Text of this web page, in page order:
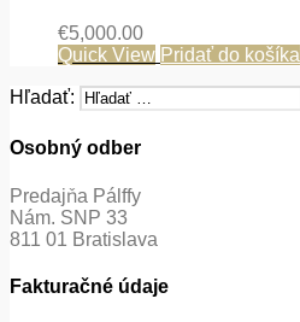
€5,000.00
Quick View Pridať do košíka
Hľadať:
Osobný odber
Predajňa Pálffy
Nám. SNP 33
811 01 Bratislava
Fakturačné údaje